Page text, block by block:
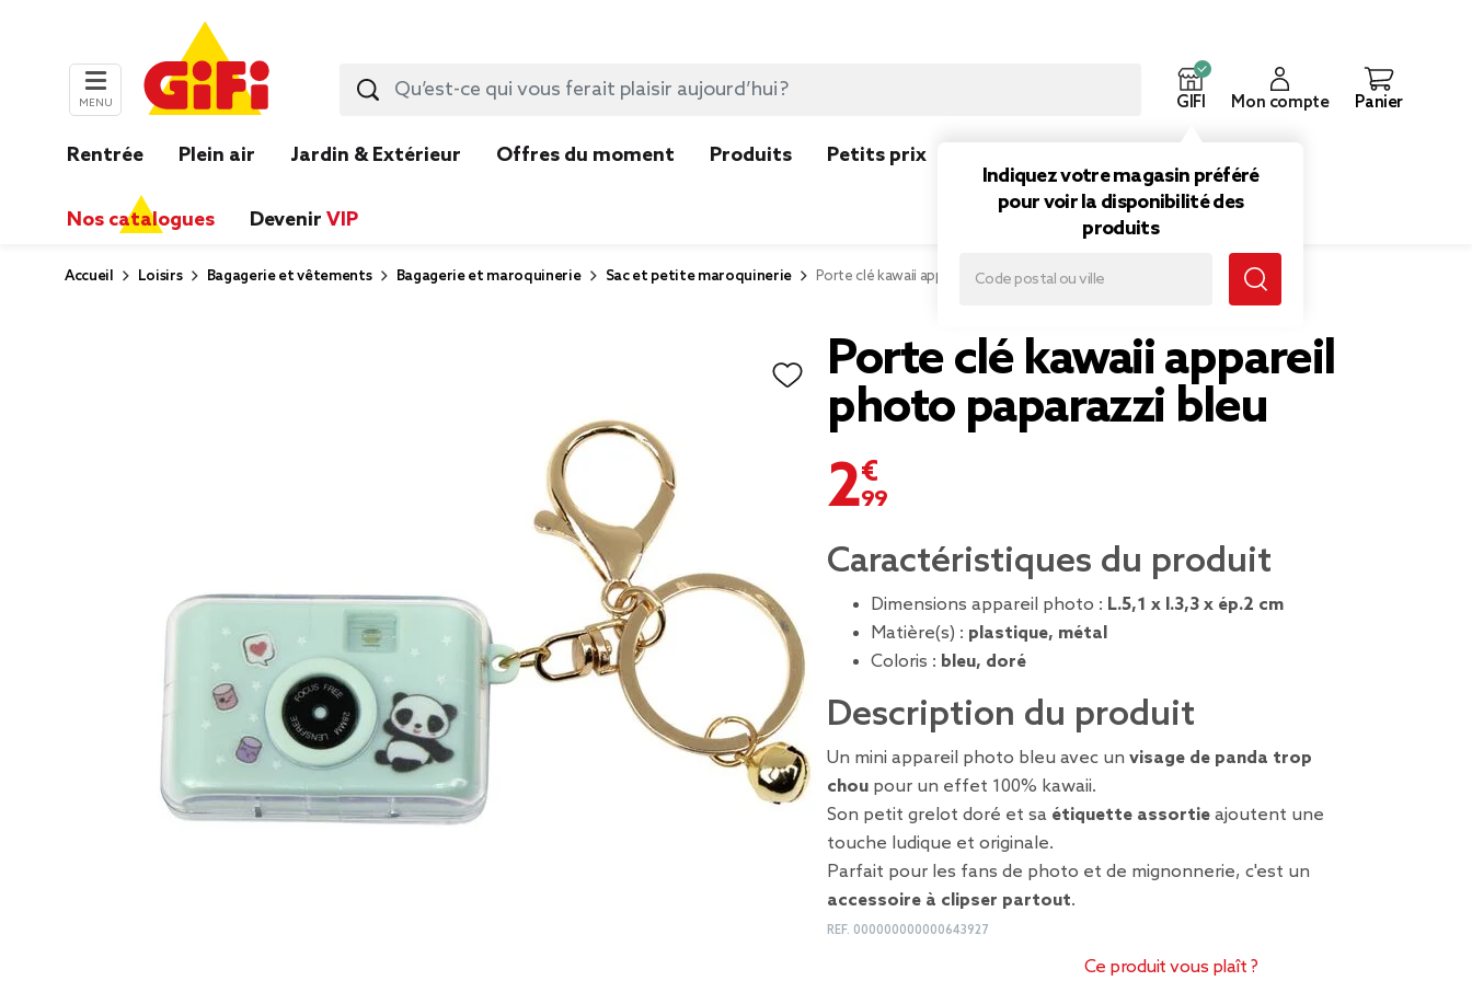
MENU GIFI
Indiquez votre magasin préféré
pour voir la disponibilité des
produits
Mon compte Panier
Rentrée Plein air Jardin & Extérieur Offres du moment Produits Petits prix
Nos catalogues Devenir VIP
Accueil Loisirs Bagagerie et vêtements Bagagerie et maroquinerie Sac et petite maroquinerie Porte clé kawaii appareil photo paparazzi bleu
Porte clé kawaii appareil
photo paparazzi bleu
2,99 €
Caractéristiques du produit
Dimensions appareil photo : L.5,1 x l.3,3 x ép.2 cm
Matière(s) : plastique, métal
Coloris : bleu, doré
Description du produit
Un mini appareil photo bleu avec un visage de panda trop
chou pour un effet 100% kawaii.
Son petit grelot doré et sa étiquette assortie ajoutent une
touche ludique et originale.
Parfait pour les fans de photo et de mignonnerie, c'est un
accessoire à clipser partout.
REF. 000000000000643927
Ce produit vous plaît ?